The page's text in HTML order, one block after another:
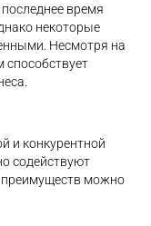
время
некоторые
Несмотря на
способствует
и конкурентной
содействуют
преимуществ можно